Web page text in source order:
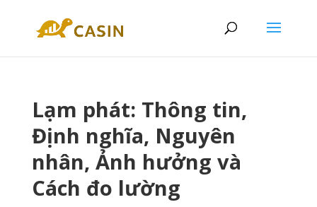
Lạm phát: Thông tin,
Định nghĩa, Nguyên
nhân, Ảnh hưởng và
Cách đo lường